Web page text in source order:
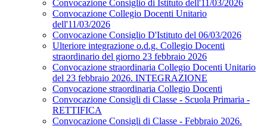
Convocazione Consiglio di Istituto dell'11/03/2026
Convocazione Collegio Docenti Unitario
dell'11/03/2026
Convocazione Consiglio D'Istituto del 06/03/2026
Ulteriore integrazione o.d.g. Collegio Docenti
straordinario del giorno 23 febbraio 2026
Convocazione straordinaria Collegio Docenti Unitario
del 23 febbraio 2026. INTEGRAZIONE
Convocazione straordinaria Collegio Docenti
Convocazione Consigli di Classe - Scuola Primaria -
RETTIFICA
Convocazione Consigli di Classe - Febbraio 2026.